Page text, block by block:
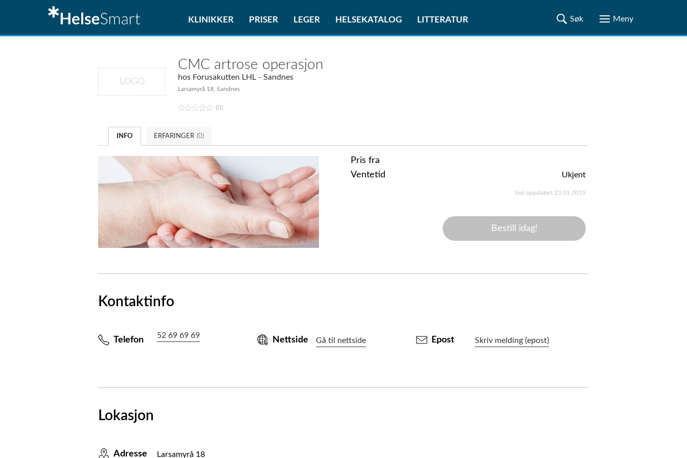
KLINIKKER PRISER LEGER HELSEKATALOG LITTERATUR
LOGO
CMC artrose operasjon
hos Forusakutten LHL - Sandnes
Larsamyrå 18, Sandnes
(0)
INFO ERFARINGER (0)
Pris fra
Ventetid
Ukjent
Sist oppdatert 23.01.2019
Bestill idag!
Kontaktinfo
Telefon 52 69 69 69 Nettside Gå til nettside Epost Skriv melding (epost)
Lokasjon
Adresse Larsamyrå 18